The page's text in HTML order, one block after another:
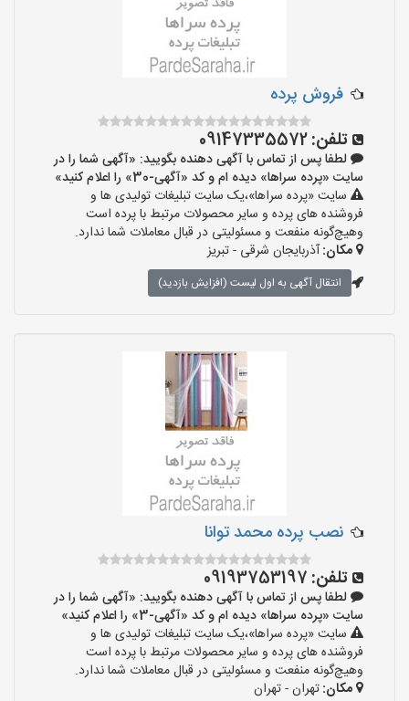
فروش پرده
تلفن:09147335572
لطفا پس از تماس با آگهی دهنده بگویید: «آگهی شما را در
سایت «پرده سراها» دیده ام و کد «آگهی-30» را اعلام کنید»
سایت «پرده سراها»،یک سایت تبلیغات تولیدی ها و
فروشنده های پرده و سایر محصولات مرتبط با پرده است
وهیچ‌گونه منفعت و مسئولیتی در قبال معاملات شما ندارد.
مکان:آذربایجان شرقی - تبریز
انتقال آگهی به اول لیست (افزایش بازدید)
نصب پرده محمد توانا
تلفن: 09193753197
لطفا پس از تماس با آگهی دهنده بگویید: «آگهی شما را در
سایت «پرده سراها» دیده ام و کد «آگهی-3» را اعلام کنید»
سایت «پرده سراها»،یک سایت تبلیغات تولیدی ها و
فروشنده های پرده و سایر محصولات مرتبط با پرده است
وهیچ‌گونه منفعت و مسئولیتی در قبال معاملات شما ندارد.
مکان:تهران - تهران